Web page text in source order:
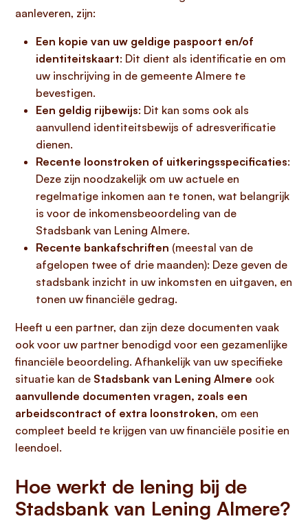
aanleveren, zijn:
Een kopie van uw geldige paspoort en/of
identiteitskaart: Dit dient als identificatie en om
uw inschrijving in de gemeente Almere te
bevestigen.
Een geldig rijbewijs: Dit kan soms ook als
aanvullend identiteitsbewijs of adresverificatie
dienen.
Recente loonstroken of uitkeringsspecificaties:
Deze zijn noodzakelijk om uw actuele en
regelmatige inkomen aan te tonen, wat belangrijk
is voor de inkomensbeoordeling van de
Stadsbank van Lening Almere.
Recente bankafschriften (meestal van de
afgelopen twee of drie maanden): Deze geven de
stadsbank inzicht in uw inkomsten en uitgaven, en
tonen uw financiële gedrag.
Heeft u een partner, dan zijn deze documenten vaak
ook voor uw partner benodigd voor een gezamenlijke
financiële beoordeling. Afhankelijk van uw specifieke
situatie kan de Stadsbank van Lening Almere ook
aanvullende documenten vragen, zoals een
arbeidscontract of extra loonstroken, om een
compleet beeld te krijgen van uw financiële positie en
leendoel.
Hoe werkt de lening bij de
Stadsbank van Lening Almere?